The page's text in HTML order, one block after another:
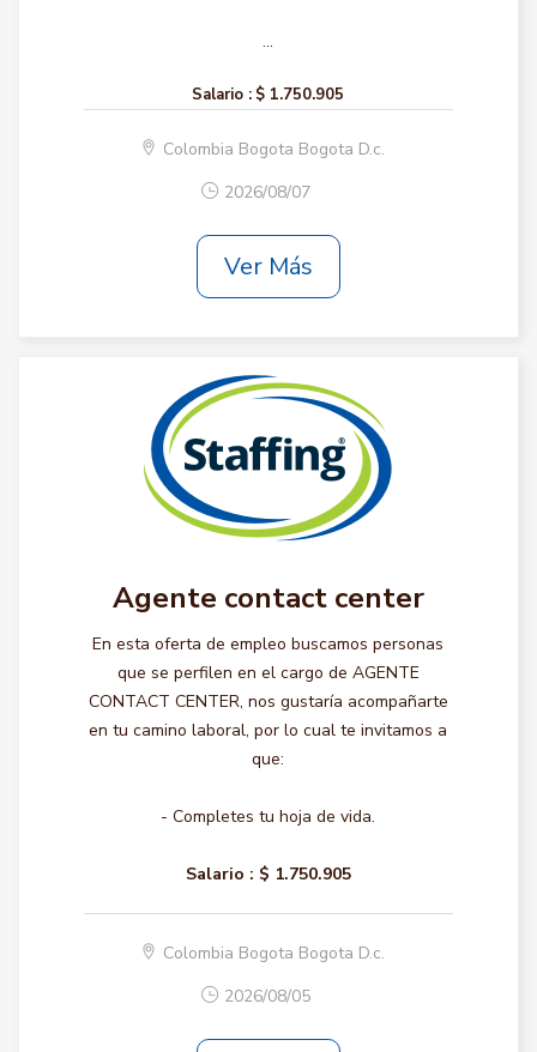
...
Salario : $ 1.750.905
Colombia Bogota Bogota D.c.
2026/08/07
Ver Más
Agente contact center
En esta oferta de empleo buscamos personas
que se perfilen en el cargo de AGENTE
CONTACT CENTER, nos gustaría acompañarte
en tu camino laboral, por lo cual te invitamos a
que:
- Completes tu hoja de vida.
Salario : $ 1.750.905
Colombia Bogota Bogota D.c.
2026/08/05